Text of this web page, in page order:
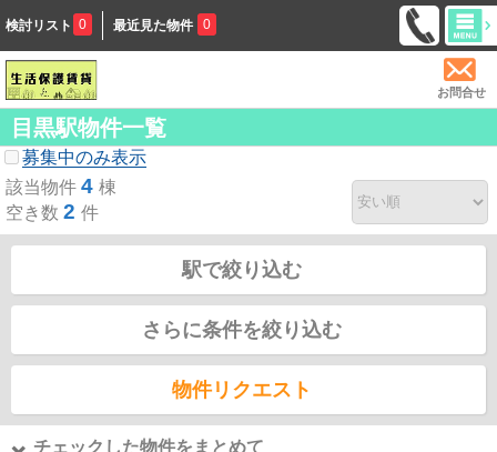
検討リスト 0 最近見た物件 0
お問合せ
目黒駅物件一覧
募集中のみ表示
該当物件 4 棟
空き数 2 件
駅で絞り込む
さらに条件を絞り込む
物件リクエスト
チェックした物件をまとめて